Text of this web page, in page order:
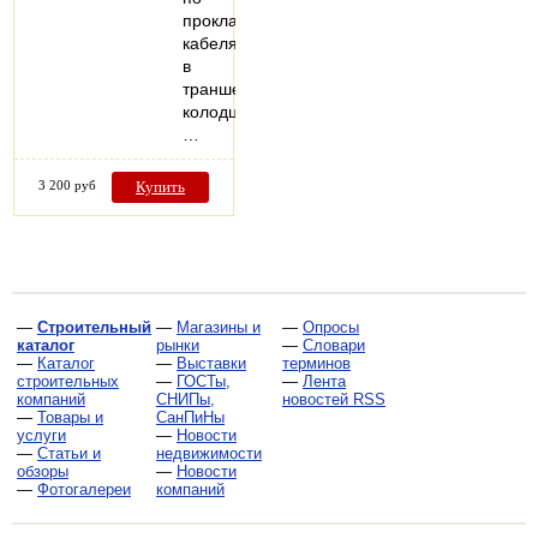
прокладке
кабеля
в
траншеях,
колодцах,
3 200 руб Купить
— Строительный
каталог
— Каталог
строительных
компаний
— Товары и
услуги
— Статьи и
обзоры
— Фотогалереи
— Магазины и
рынки
— Выставки
— ГОСТы,
СНИПы,
СанПиНы
— Новости
недвижимости
— Новости
компаний
— Опросы
— Словари
терминов
— Лента
новостей RSS